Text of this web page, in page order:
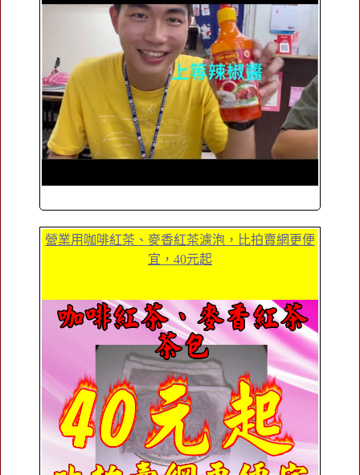
營業用咖啡紅茶、麥香紅茶濾泡，比拍賣網更便
宜，40元起